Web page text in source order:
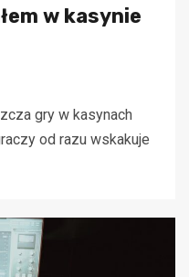
w kasynie
gry w kasynach
od razu wskakuje